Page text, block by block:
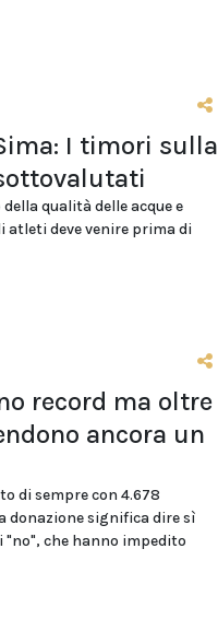
I timori sulla
qualità delle acque e
atleti deve venire prima di
record ma oltre
ancora un
di sempre con 4.678
donazione significa dire sì
"no", che hanno impedito